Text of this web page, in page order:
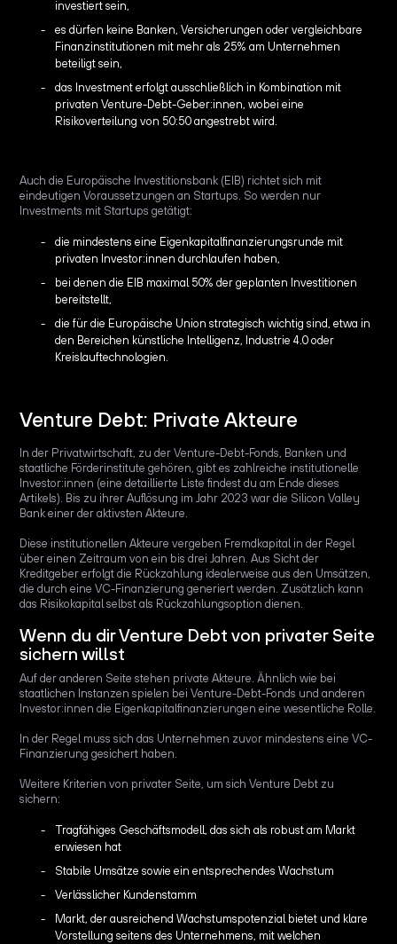
investiert sein,
es dürfen keine Banken, Versicherungen oder vergleichbare
Finanzinstitutionen mit mehr als 25% am Unternehmen
beteiligt sein,
das Investment erfolgt ausschließlich in Kombination mit
privaten Venture-Debt-Geber:innen, wobei eine
Risikoverteilung von 50:50 angestrebt wird.
Auch die Europäische Investitionsbank (EIB) richtet sich mit
eindeutigen Voraussetzungen an Startups. So werden nur
Investments mit Startups getätigt:
die mindestens eine Eigenkapitalfinanzierungsrunde mit
privaten Investor:innen durchlaufen haben,
bei denen die EIB maximal 50% der geplanten Investitionen
bereitstellt,
die für die Europäische Union strategisch wichtig sind, etwa in
den Bereichen künstliche Intelligenz, Industrie 4.0 oder
Kreislauftechnologien.
Venture Debt: Private Akteure
In der Privatwirtschaft, zu der Venture-Debt-Fonds, Banken und
staatliche Förderinstitute gehören, gibt es zahlreiche institutionelle
Investor:innen (eine detaillierte Liste findest du am Ende dieses
Artikels). Bis zu ihrer Auflösung im Jahr 2023 war die Silicon Valley
Bank einer der aktivsten Akteure.
Diese institutionellen Akteure vergeben Fremdkapital in der Regel
über einen Zeitraum von ein bis drei Jahren. Aus Sicht der
Kreditgeber erfolgt die Rückzahlung idealerweise aus den Umsätzen,
die durch eine VC-Finanzierung generiert werden. Zusätzlich kann
das Risikokapital selbst als Rückzahlungsoption dienen.
Wenn du dir Venture Debt von privater Seite
sichern willst
Auf der anderen Seite stehen private Akteure. Ähnlich wie bei
staatlichen Instanzen spielen bei Venture-Debt-Fonds und anderen
Investor:innen die Eigenkapitalfinanzierungen eine wesentliche Rolle.
In der Regel muss sich das Unternehmen zuvor mindestens eine VC-
Finanzierung gesichert haben.
Weitere Kriterien von privater Seite, um sich Venture Debt zu
sichern:
Tragfähiges Geschäftsmodell, das sich als robust am Markt
erwiesen hat
Stabile Umsätze sowie ein entsprechendes Wachstum
Verlässlicher Kundenstamm
Markt, der ausreichend Wachstumspotenzial bietet und klare
Vorstellung seitens des Unternehmens, mit welchen